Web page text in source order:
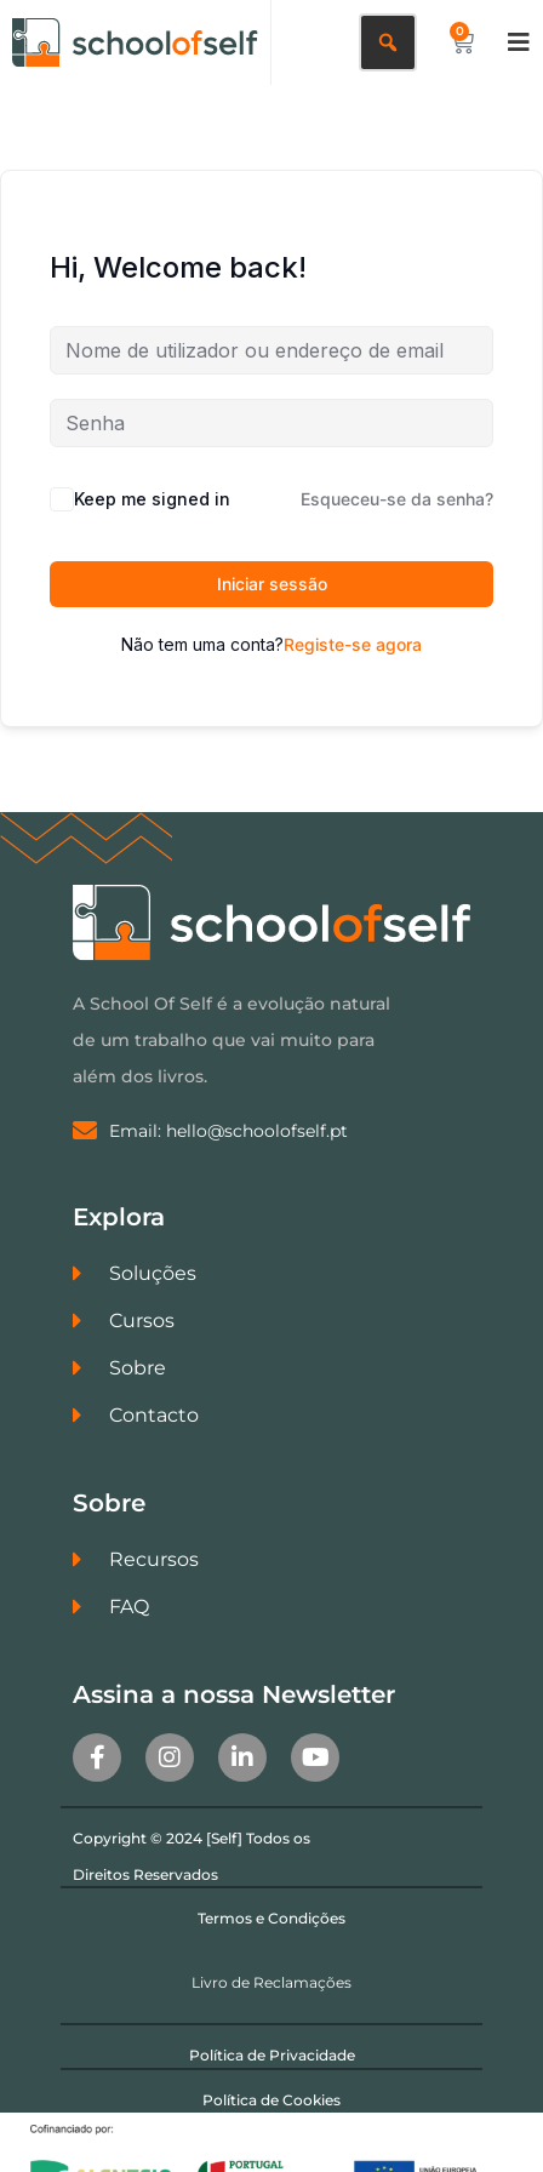
0
Hi, Welcome back!
Keep me signed in Esqueceu-se da senha?
Iniciar sessão
Não tem uma conta?Registe-se agora
A School Of Self é a evolução natural
de um trabalho que vai muito para
além dos livros.
Email: hello@schoolofself.pt
Explora
Soluções
Cursos
Sobre
Contacto
Sobre
Recursos
FAQ
Assina a nossa Newsletter
Copyright © 2024 [Self] Todos os
Direitos Reservados
Termos e Condições
Livro de Reclamações
Política de Privacidade
Política de Cookies